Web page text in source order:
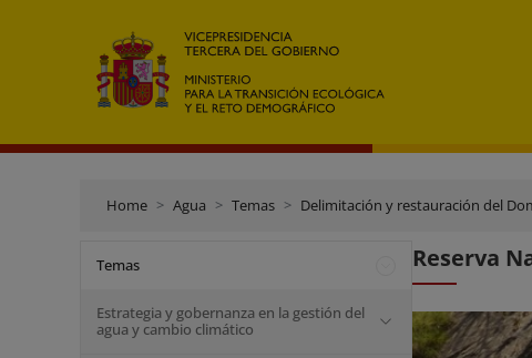
Home Agua Temas Delimitación y restauración del
Temas
Estrategia y gobernanza en la gestión del
agua y cambio climático
Reserva